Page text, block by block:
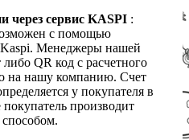
через сервис KASPI :
с помощью
Менеджеры нашей
QR код с расчетного
на нашу компанию. Счет
у покупателя в
производит